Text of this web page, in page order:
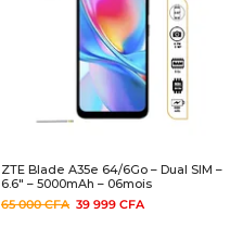
ZTE Blade A35e 64/6Go – Dual SIM –
6.6″ – 5000mAh – 06mois
65 000CFA 39 999 CFA